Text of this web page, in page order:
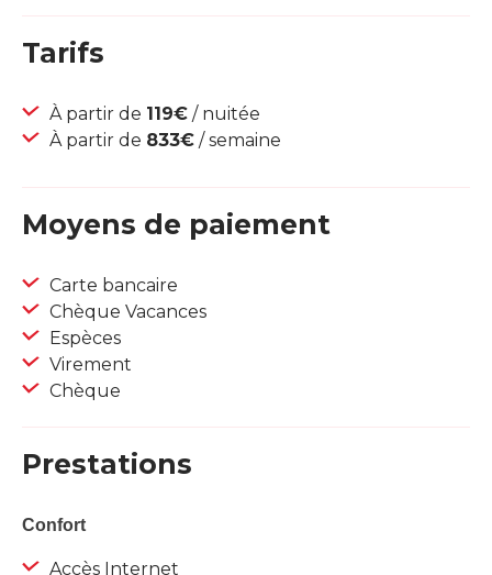
Tarifs
À partir de 119€ / nuitée
À partir de 833€ / semaine
Moyens de paiement
Carte bancaire
Chèque Vacances
Espèces
Virement
Chèque
Prestations
Confort
Accès Internet